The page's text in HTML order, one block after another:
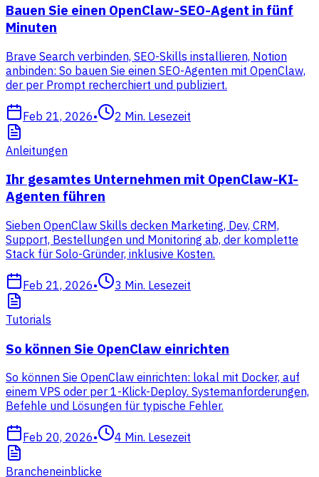
Bauen Sie einen OpenClaw-SEO-Agent in fünf
Minuten
Brave Search verbinden, SEO-Skills installieren, Notion
anbinden: So bauen Sie einen SEO-Agenten mit OpenClaw,
der per Prompt recherchiert und publiziert.
Feb 21, 2026• 2 Min. Lesezeit
Anleitungen
Ihr gesamtes Unternehmen mit OpenClaw-KI-
Agenten führen
Sieben OpenClaw Skills decken Marketing, Dev, CRM,
Support, Bestellungen und Monitoring ab, der komplette
Stack für Solo-Gründer, inklusive Kosten.
Feb 21, 2026• 3 Min. Lesezeit
Tutorials
So können Sie OpenClaw einrichten
So können Sie OpenClaw einrichten: lokal mit Docker, auf
einem VPS oder per 1-Klick-Deploy. Systemanforderungen,
Befehle und Lösungen für typische Fehler.
Feb 20, 2026• 4 Min. Lesezeit
Brancheneinblicke